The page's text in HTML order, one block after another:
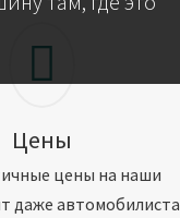
Цены
цены на наши
даже автомобилиста